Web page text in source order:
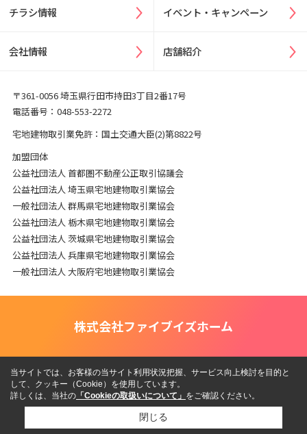
チラシ情報 イベント・キャンペーン
会社情報 店舗紹介
〒361-0056 埼玉県行田市持田3丁目2番17号
電話番号：048-553-2272
宅地建物取引業免許：国土交通大臣(2)第8822号
加盟団体
公益社団法人 首都圏不動産公正取引協議会
公益社団法人 埼玉県宅地建物取引業協会
一般社団法人 群馬県宅地建物取引業協会
公益社団法人 栃木県宅地建物取引業協会
公益社団法人 茨城県宅地建物取引業協会
公益社団法人 兵庫県宅地建物取引業協会
一般社団法人 大阪府宅地建物取引業協会
株式会社ファイブイズホーム
当サイトでは、お客様の当サイト利用状況把握、サービス向上検討を目的と
して、クッキー（Cookie）を使用しています。
詳しくは、当社の 「Cookieの取扱いについて」 をご確認ください。
閉じる